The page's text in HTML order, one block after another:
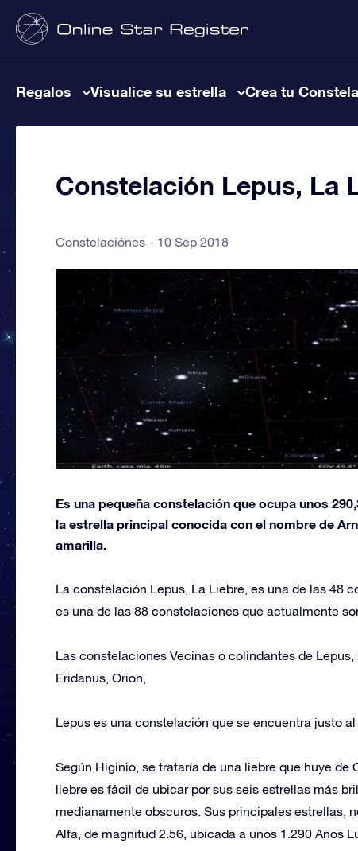
Regalos Visualice su estrella Crea tu
Constelación Lepus, La
Constelaciónes 10 Sep 2018
Es una pequeña constelación que ocupa unos
la estrella principal conocida con el nombre de
amarilla.
La constelación Lepus, La Liebre, es una de las 48
es una de las 88 constelaciones que actualmente
Las constelaciones Vecinas o colindantes de
Eridanus, Orion,
Lepus es una constelación que se encuentra justo al
Según Higinio, se trataría de una liebre que huye de
liebre es fácil de ubicar por sus seis estrellas más
medianamente obscuros. Sus principales estrellas,
Alfa, de magnitud 2.56, ubicada a unos 1.290 Años